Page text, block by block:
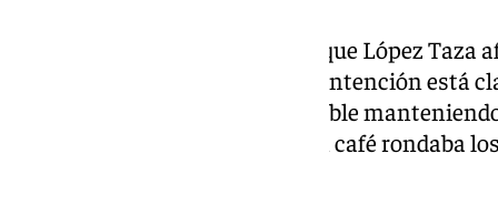
En cuanto a los precios, pese a que López
negocio es que sea rentable, su intención está
bar sea lo más competitivo posible
el desayuno de un pitufo con un café rondaba